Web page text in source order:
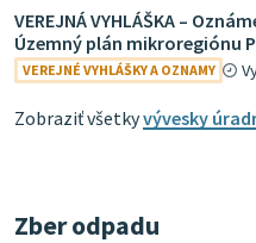
VEREJNÁ VYHLÁŠKA –
Územný plán mikroregiónu
VEREJNÉ VYHLÁŠKY A OZNAMY
Zobraziť všetkyvývesky
Zber odpadu